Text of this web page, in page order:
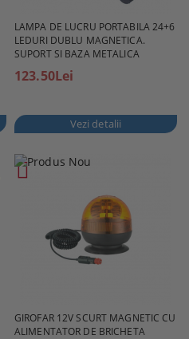
LAMPA DE LUCRU PORTABILA 24+6
LEDURI DUBLU MAGNETICA.
SUPORT SI BAZA METALICA
123.50Lei
Vezi detalii
GIROFAR 12V SCURT MAGNETIC CU
ALIMENTATOR DE BRICHETA